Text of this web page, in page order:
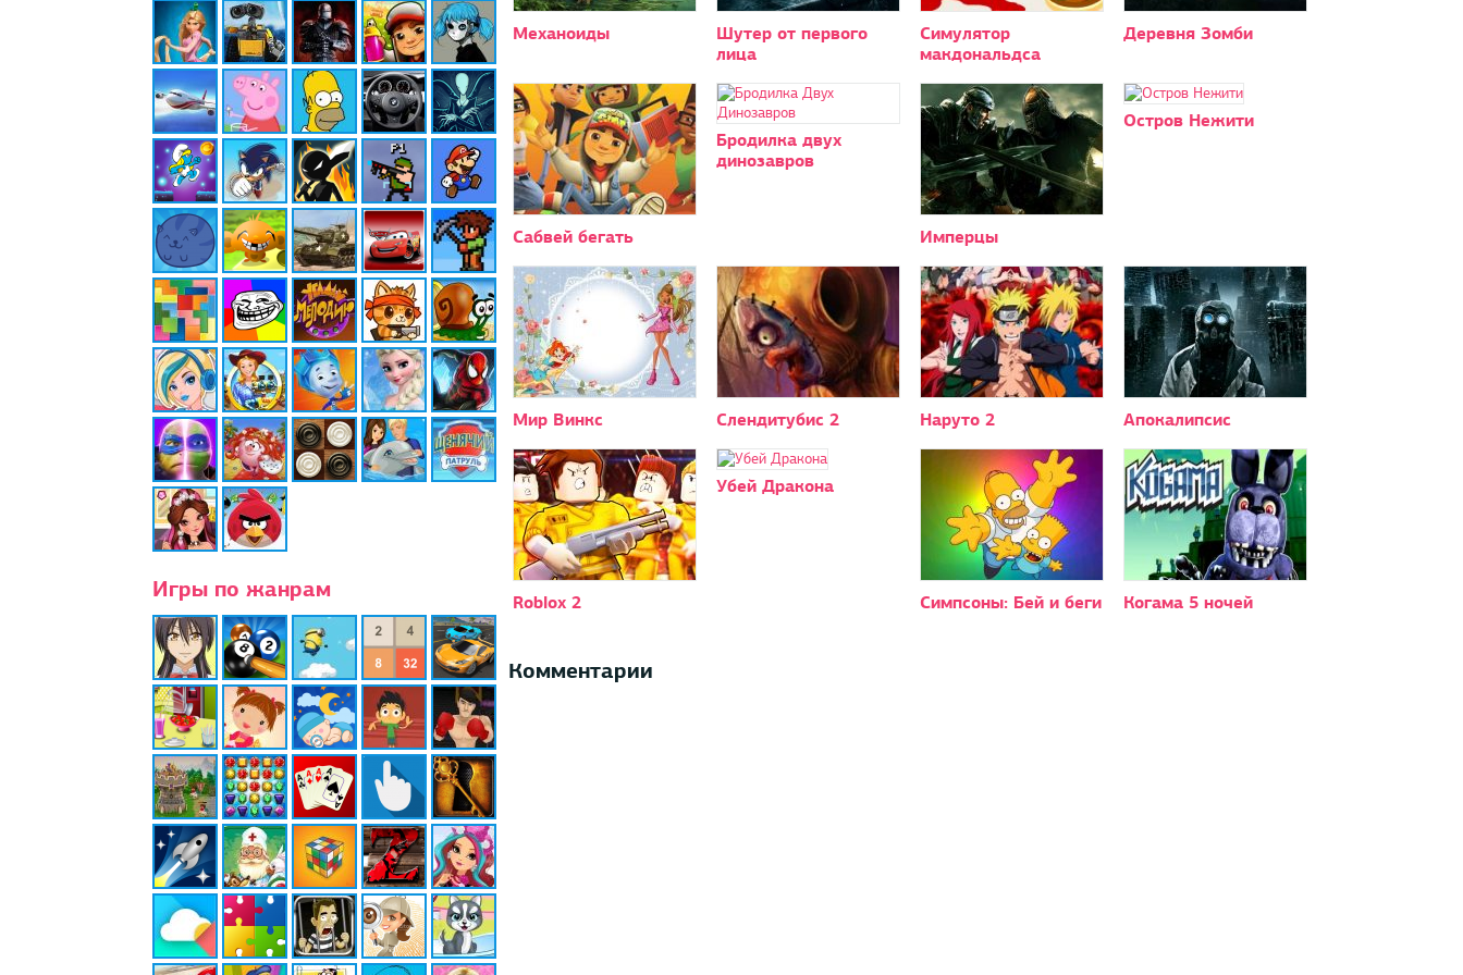
Игры по жанрам
Механоиды
Шутер от первого
лица
Симулятор
макдональдса
Деревня Зомби
Сабвей бегать
Бродилка двух
динозавров
Имперцы
Остров Нежити
Мир Винкс Слендитубис 2 Наруто 2 Апокалипсис
Roblox 2
Убей Дракона
Симпсоны: Бей и беги Когама 5 ночей
Комментарии